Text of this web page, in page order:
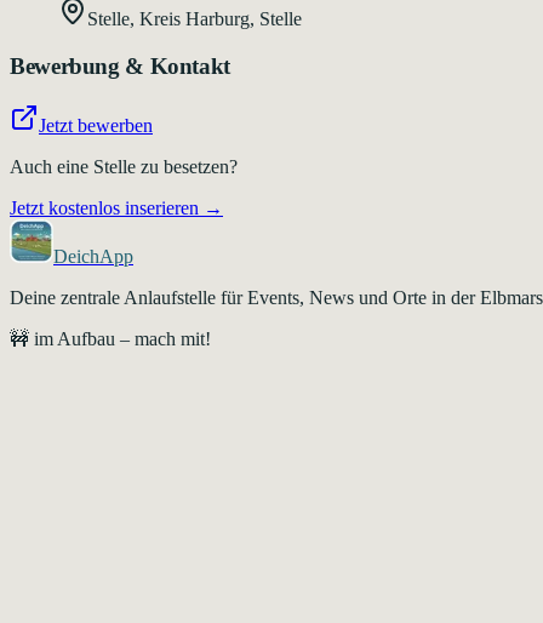
Stelle, Kreis Harburg, Stelle
Bewerbung & Kontakt
Jetzt bewerben
Auch eine Stelle zu besetzen?
Jetzt kostenlos inserieren →
DeichApp
Deine zentrale Anlaufstelle für Events, News und Orte in der
🚧 im Aufbau – mach mit!